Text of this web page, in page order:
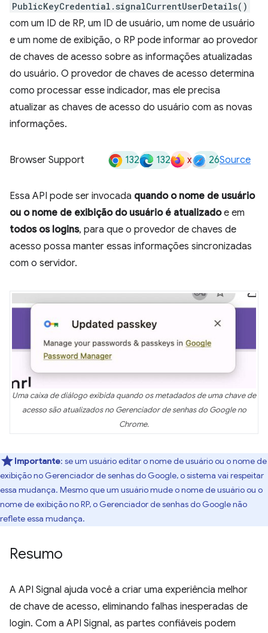
PublicKeyCredential.signalCurrentUserDetails()
com um ID de RP, um ID de usuário, um nome de usuário
e um nome de exibição, o RP pode informar ao provedor
de chaves de acesso sobre as informações atualizadas
do usuário. O provedor de chaves de acesso determina
como processar esse indicador, mas ele precisa
atualizar as chaves de acesso do usuário com as novas
informações.
Browser Support 132 132 x 26Source
Essa API pode ser invocada quando o nome de usuário
ou o nome de exibição do usuário é atualizadoe em
todos os logins, para que o provedor de chaves de
acesso possa manter essas informações sincronizadas
com o servidor.
Uma caixa de diálogo exibida quando os metadados de uma chave de
acesso são atualizados no Gerenciador de senhas do Google no
Chrome.
Importante: se um usuário editar o nome de usuário ou o nome de
exibição no Gerenciador de senhas do Google, o sistema vai respeitar
essa mudança. Mesmo que um usuário mude o nome de usuário ou o
nome de exibição no RP, o Gerenciador de senhas do Google não
reflete essa mudança.
Resumo
A API Signal ajuda você a criar uma experiência melhor
de chave de acesso, eliminando falhas inesperadas de
login. Com a API Signal, as partes confiáveis podem